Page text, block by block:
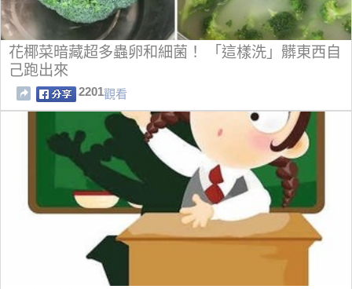
花椰菜暗藏超多蟲卵和細菌！ 「這樣洗」髒東西自
己跑出來
2201觀看